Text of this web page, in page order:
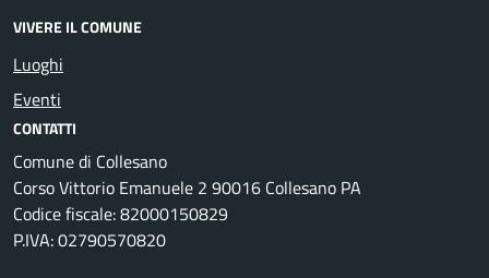
VIVERE IL COMUNE
Luoghi
Eventi
CONTATTI
Comune di Collesano
Corso Vittorio Emanuele 2 90016 Collesano PA
Codice fiscale: 82000150829
P.IVA: 02790570820